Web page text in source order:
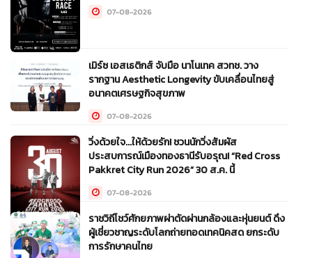
07-08-2026
เมิร์ซ เอสเธติกส์ จับมือ นาโนเทค สวทช. วาง
รากฐาน Aesthetic Longevity ขับเคลื่อนไทยสู่
อนาคตเศรษฐกิจสุขภาพ
07-08-2026
วิ่งด้วยใจ...ให้ด้วยรัก! ชวนนักวิ่งสัมผัส
ประสบการณ์เมืองทองธานีรับอรุณ! “Red Cross
Pakkret City Run 2026” 30 ส.ค. นี้
07-08-2026
ราชวิถีโชว์ศักยภาพผ่าตัดผ่านกล้องและหุ่นยนต์ ดึง
ผู้เชี่ยวชาญระดับโลกถ่ายทอดเทคนิคสด ยกระดับ
การรักษาคนไทย